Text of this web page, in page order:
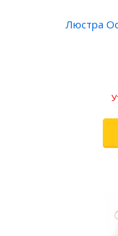
Люстра